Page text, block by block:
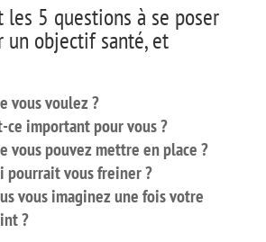
les 5 questions à se poser
un objectif santé, et
vous voulez ?
ce important pour vous ?
vous pouvez mettre en place ?
pourrait vous freiner ?
vous imaginez une fois votre
?